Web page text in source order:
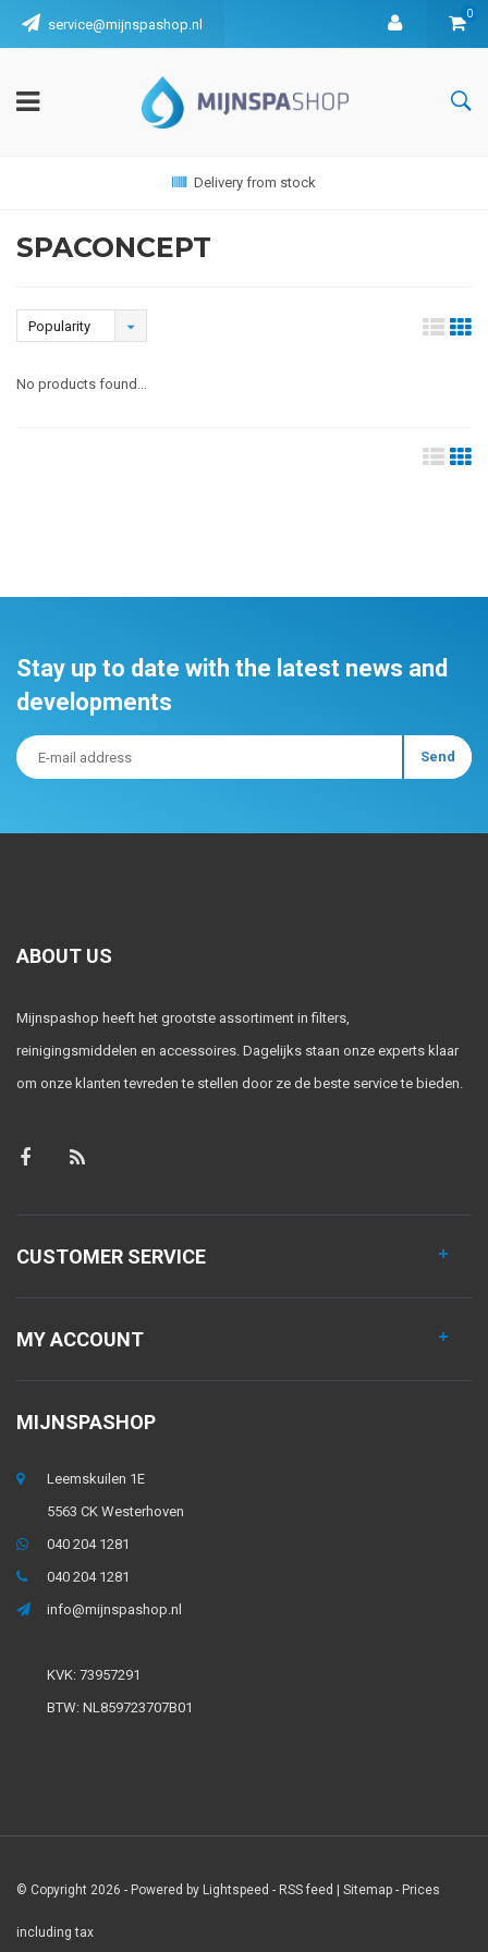
service@mijnspashop.nl
0
Delivery from stock
SPACONCEPT
Popularity
No products found...
Stay up to date with the latest news and
developments
ABOUT US
Mijnspashop heeft het grootste assortiment in filters,
reinigingsmiddelen en accessoires. Dagelijks staan onze experts klaar
om onze klanten tevreden te stellen door ze de beste service te bieden.
CUSTOMER SERVICE
MY ACCOUNT
MIJNSPASHOP
Leemskuilen 1E
5563 CK Westerhoven
040 204 1281
040 204 1281
info@mijnspashop.nl
KVK: 73957291
BTW: NL859723707B01
© Copyright 2026 - Powered by Lightspeed - RSS feed Sitemap - Prices
including tax